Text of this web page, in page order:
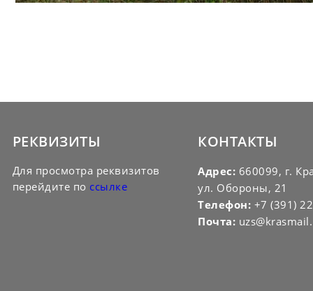
РЕКВИЗИТЫ
Для просмотра реквизитов
перейдите по ссылке
КОНТАКТЫ
Адрес: 660099, г.
ул. Обороны, 21
Телефон: +7 (391)
Почта: